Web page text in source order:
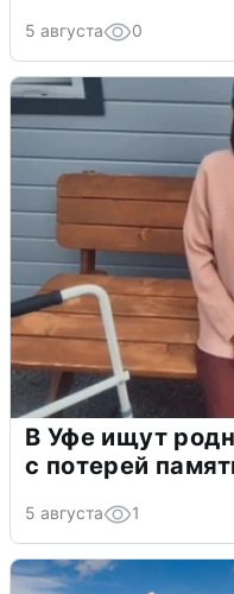
5 августа 0
В Уфе ищут
с потерей
5 августа 1